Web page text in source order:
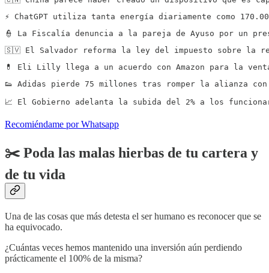
⚡️ ChatGPT utiliza tanta energía diariamente como
👮 La Fiscalía denuncia a la pareja de Ayuso por un
🇸🇻 El Salvador reforma la ley del impuesto sobre la
💊 Eli Lilly llega a un acuerdo con Amazon para la venta
👟 Adidas pierde 75 millones tras romper la alianza con
📈 El Gobierno adelanta la subida del 2% a los
Recomiéndame por Whatsapp
✂️ Poda las malas hierbas de tu cartera y
de tu vida
Una de las cosas que más detesta el ser humano es reconocer que se
ha equivocado.
¿Cuántas veces hemos mantenido una inversión aún perdiendo
prácticamente el 100% de la misma?